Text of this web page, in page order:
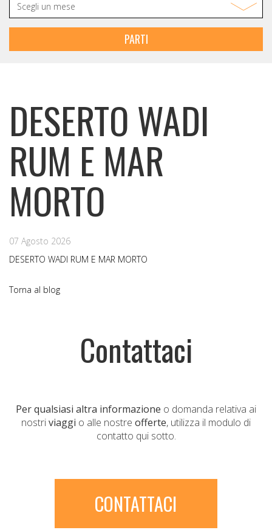
PARTI
DESERTO WADI
RUM E MAR
MORTO
07 Agosto 2026
DESERTO WADI RUM E MAR MORTO
Torna al blog
Contattaci
Per qualsiasi altra informazione o domanda relativa ai
nostriviaggi o alle nostre offerte, utilizza il modulo di
contatto qui sotto.
CONTATTACI